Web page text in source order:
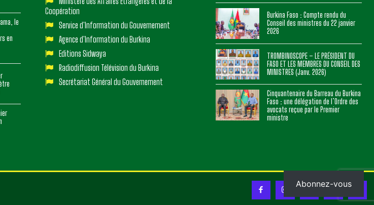
le
en
Coopération
Service d'Information du Gouvernement
Agence d'Information du Burkina
Editions Sidwaya
Radiodiffusion Télévision du Burkina
Secrétariat Général du Gouvernement
Burkina Faso : Compte rendu du
Conseil des ministres du 22 janvier
2026
TROMBINOSCOPE – LE PRÉSIDENT DU
FASO ET LES MEMBRES DU CONSEIL DES
MINISTRES (Janv. 2026)
Cinquantenaire du Barreau du Burkina
Faso : une délégation de l’Ordre des
avocats reçue par le Premier
ministre
Abonnez-vous